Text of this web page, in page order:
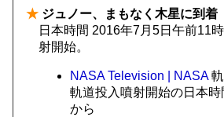
★ ジュノー、まもなく木星に到着
日本時間 2016年7月5日午前11
射開始。
NASA Television | NASA軌
軌道投入噴射開始の日本
から